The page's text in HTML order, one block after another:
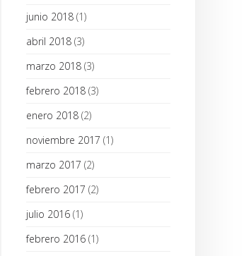
junio 2018 (1)
abril 2018 (3)
marzo 2018 (3)
febrero 2018 (3)
enero 2018 (2)
noviembre 2017 (1)
marzo 2017 (2)
febrero 2017 (2)
julio 2016 (1)
febrero 2016 (1)